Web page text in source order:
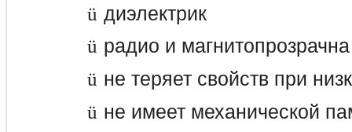
ü диэлектрик
ü радио и магнитопрозрачна
ü не теряет свойств при
ü не имеет механической